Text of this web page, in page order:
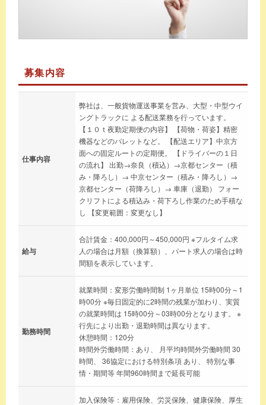
募集内容
仕事内容
弊社は、一般貨物運送事業を営み、大型・中型ウイ
ングトラックに よる配送業務を行っています。
【１０ｔ夜勤定期便の内容】 【荷物・荷姿】精密
機器などのパレットなど。 【配送エリア】中京方
面への固定ルートの定期便。 【ドライバーの１日
の流れ】 出勤→奈良（積込）→京都センター（積
み・降ろし）→ 中京センター（積み・降ろし）→
京都センター（荷降ろし）→ 車庫（退勤） フォー
クリフトによる積込み・荷下ろし作業のため手積な
し 【変更範囲：変更なし】
給与
合計賃金：400,000円～450,000円 ※フルタイム求
人の場合は月額（換算額）、パート求人の場合は時
間額を表示しています。
勤務時間
就業時間：変形労働時間制 1ヶ月単位 15時00分～1
時00分 ※毎日固定的に2時間の残業が加わり、実質
の就業時間は 15時00分～03時00分となります。 ※
行先により出勤・退勤時間は異なります。
休憩時間：120分
時間外労働時間：あり、 月平均時間外労働時間 30
時間、 36協定における特別条項 あり、 特別な事
情・期間等 年間960時間まで延長可能
加入保険等：雇用保険、労災保険、健康保険、厚生